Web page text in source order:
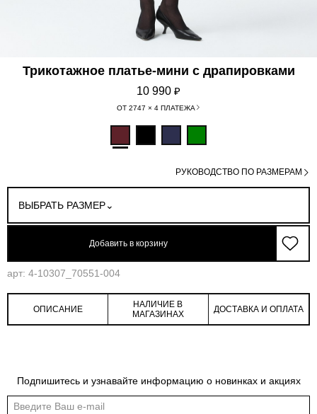
Трикотажное платье-мини с драпировками
10 990 ₽
ОТ 2747 × 4 ПЛАТЕЖА
ВЫБРАТЬ РАЗМЕР
РУКОВОДСТВО ПО РАЗМЕРАМ
Добавить в корзину
арт: 4-10307_70551-004
Обмеры изделия
ОПИСАНИЕ
НАЛИЧИЕ В
МАГАЗИНАХ
ДОСТАВКА И ОПЛАТА
Подпишитесь и узнавайте информацию о новинках и акциях